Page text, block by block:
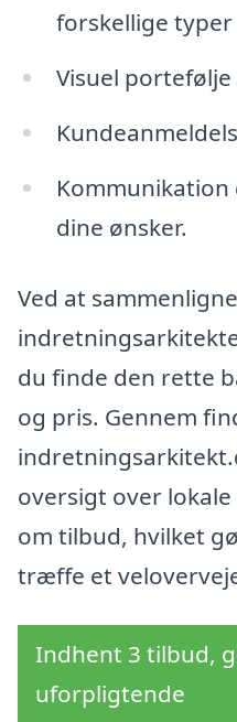
forskellige
Visuel
dine ønsker.
Ved at
du finde den rette
og pris. Gennem
oversigt over
om tilbud, hvilket
træffe et
Indhent 3 tilbud,
uforpligtende